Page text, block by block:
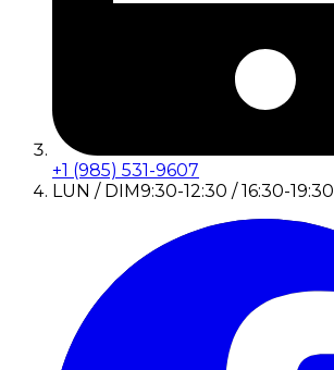
+1 (985) 531-9607
LUN / DIM9:30-12:30 / 16:30-19:30